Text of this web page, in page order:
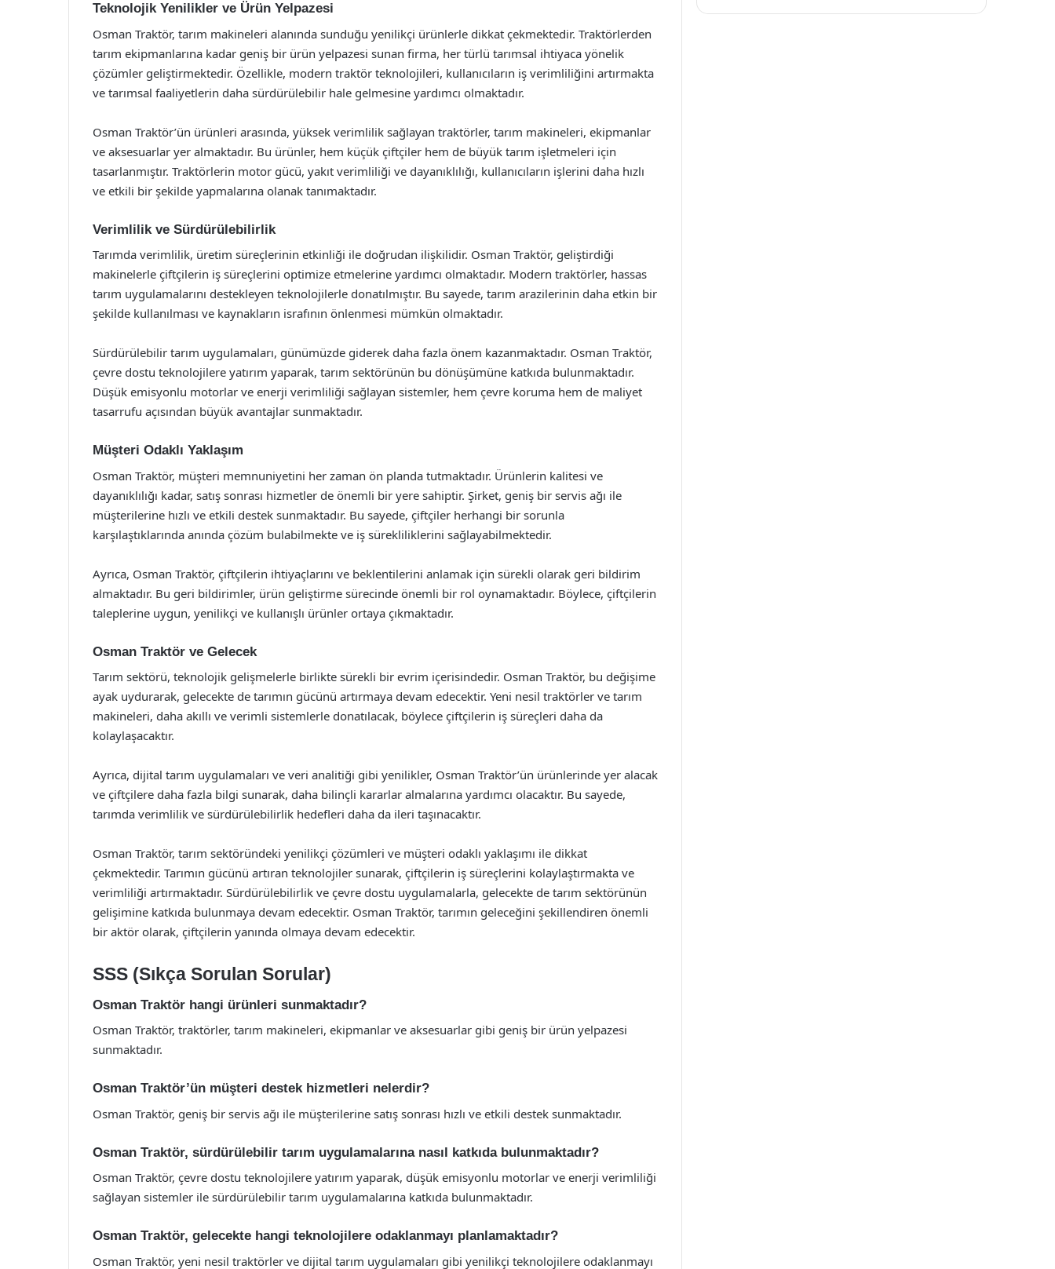
Teknolojik Yenilikler ve Ürün Yelpazesi
Osman Traktör, tarım makineleri alanında sunduğu yenilikçi ürünlerle dikkat çekmektedir. Traktörlerden
tarım ekipmanlarına kadar geniş bir ürün yelpazesi sunan firma, her türlü tarımsal ihtiyaca yönelik
çözümler geliştirmektedir. Özellikle, modern traktör teknolojileri, kullanıcıların iş verimliliğini artırmakta
ve tarımsal faaliyetlerin daha sürdürülebilir hale gelmesine yardımcı olmaktadır.
Osman Traktör’ün ürünleri arasında, yüksek verimlilik sağlayan traktörler, tarım makineleri, ekipmanlar
ve aksesuarlar yer almaktadır. Bu ürünler, hem küçük çiftçiler hem de büyük tarım işletmeleri için
tasarlanmıştır. Traktörlerin motor gücü, yakıt verimliliği ve dayanıklılığı, kullanıcıların işlerini daha hızlı
ve etkili bir şekilde yapmalarına olanak tanımaktadır.
Verimlilik ve Sürdürülebilirlik
Tarımda verimlilik, üretim süreçlerinin etkinliği ile doğrudan ilişkilidir. Osman Traktör, geliştirdiği
makinelerle çiftçilerin iş süreçlerini optimize etmelerine yardımcı olmaktadır. Modern traktörler, hassas
tarım uygulamalarını destekleyen teknolojilerle donatılmıştır. Bu sayede, tarım arazilerinin daha etkin bir
şekilde kullanılması ve kaynakların israfının önlenmesi mümkün olmaktadır.
Sürdürülebilir tarım uygulamaları, günümüzde giderek daha fazla önem kazanmaktadır. Osman Traktör,
çevre dostu teknolojilere yatırım yaparak, tarım sektörünün bu dönüşümüne katkıda bulunmaktadır.
Düşük emisyonlu motorlar ve enerji verimliliği sağlayan sistemler, hem çevre koruma hem de maliyet
tasarrufu açısından büyük avantajlar sunmaktadır.
Müşteri Odaklı Yaklaşım
Osman Traktör, müşteri memnuniyetini her zaman ön planda tutmaktadır. Ürünlerin kalitesi ve
dayanıklılığı kadar, satış sonrası hizmetler de önemli bir yere sahiptir. Şirket, geniş bir servis ağı ile
müşterilerine hızlı ve etkili destek sunmaktadır. Bu sayede, çiftçiler herhangi bir sorunla
karşılaştıklarında anında çözüm bulabilmekte ve iş sürekliliklerini sağlayabilmektedir.
Ayrıca, Osman Traktör, çiftçilerin ihtiyaçlarını ve beklentilerini anlamak için sürekli olarak geri bildirim
almaktadır. Bu geri bildirimler, ürün geliştirme sürecinde önemli bir rol oynamaktadır. Böylece, çiftçilerin
taleplerine uygun, yenilikçi ve kullanışlı ürünler ortaya çıkmaktadır.
Osman Traktör ve Gelecek
Tarım sektörü, teknolojik gelişmelerle birlikte sürekli bir evrim içerisindedir. Osman Traktör, bu değişime
ayak uydurarak, gelecekte de tarımın gücünü artırmaya devam edecektir. Yeni nesil traktörler ve tarım
makineleri, daha akıllı ve verimli sistemlerle donatılacak, böylece çiftçilerin iş süreçleri daha da
kolaylaşacaktır.
Ayrıca, dijital tarım uygulamaları ve veri analitiği gibi yenilikler, Osman Traktör’ün ürünlerinde yer alacak
ve çiftçilere daha fazla bilgi sunarak, daha bilinçli kararlar almalarına yardımcı olacaktır. Bu sayede,
tarımda verimlilik ve sürdürülebilirlik hedefleri daha da ileri taşınacaktır.
Osman Traktör, tarım sektöründeki yenilikçi çözümleri ve müşteri odaklı yaklaşımı ile dikkat
çekmektedir. Tarımın gücünü artıran teknolojiler sunarak, çiftçilerin iş süreçlerini kolaylaştırmakta ve
verimliliği artırmaktadır. Sürdürülebilirlik ve çevre dostu uygulamalarla, gelecekte de tarım sektörünün
gelişimine katkıda bulunmaya devam edecektir. Osman Traktör, tarımın geleceğini şekillendiren önemli
bir aktör olarak, çiftçilerin yanında olmaya devam edecektir.
SSS (Sıkça Sorulan Sorular)
Osman Traktör hangi ürünleri sunmaktadır?
Osman Traktör, traktörler, tarım makineleri, ekipmanlar ve aksesuarlar gibi geniş bir ürün yelpazesi
sunmaktadır.
Osman Traktör’ün müşteri destek hizmetleri nelerdir?
Osman Traktör, geniş bir servis ağı ile müşterilerine satış sonrası hızlı ve etkili destek sunmaktadır.
Osman Traktör, sürdürülebilir tarım uygulamalarına nasıl katkıda bulunmaktadır?
Osman Traktör, çevre dostu teknolojilere yatırım yaparak, düşük emisyonlu motorlar ve enerji verimliliği
sağlayan sistemler ile sürdürülebilir tarım uygulamalarına katkıda bulunmaktadır.
Osman Traktör, gelecekte hangi teknolojilere odaklanmayı planlamaktadır?
Osman Traktör, yeni nesil traktörler ve dijital tarım uygulamaları gibi yenilikçi teknolojilere odaklanmayı